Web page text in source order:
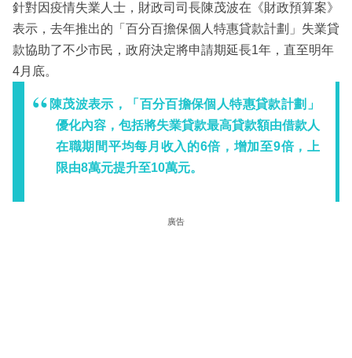
針對因疫情失業人士，財政司司長陳茂波在《財政預算案》
表示，去年推出的「百分百擔保個人特惠貸款計劃」失業貸
款協助了不少市民，政府決定將申請期延長1年，直至明年
4月底。
陳茂波表示，「百分百擔保個人特惠貸款計劃」
優化內容，包括將失業貸款最高貸款額由借款人
在職期間平均每月收入的6倍，增加至9倍，上
限由8萬元提升至10萬元。
廣告